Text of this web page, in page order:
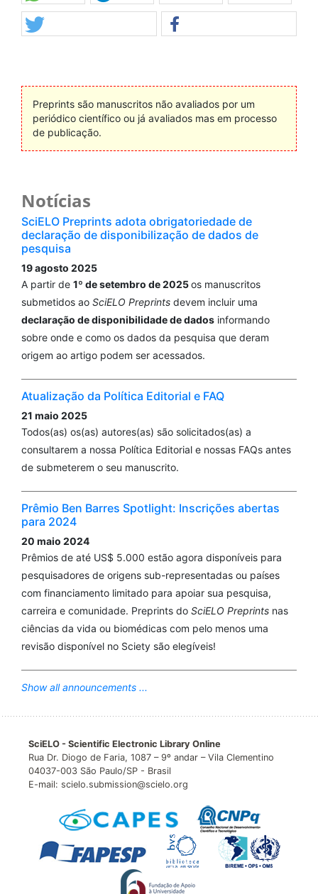
Preprints são manuscritos não avaliados por um
periódico científico ou já avaliados mas em processo
de publicação.
Notícias
SciELO Preprints adota obrigatoriedade de
declaração de disponibilização de dados de
pesquisa
19 agosto 2025
A partir de 1º de setembro de 2025os manuscritos
submetidos ao SciELO Preprints devem incluir uma
declaração de disponibilidade de dados informando
sobre onde e como os dados da pesquisa que deram
origem ao artigo podem ser acessados.
Atualização da Política Editorial e FAQ
21 maio 2025
Todos(as) os(as) autores(as) são solicitados(as) a
consultarem a nossa Política Editorial e nossas FAQs antes
de submeterem o seu manuscrito.
Prêmio Ben Barres Spotlight: Inscrições abertas
para 2024
20 maio 2024
Prêmios de até US$ 5.000 estão agora disponíveis para
pesquisadores de origens sub-representadas ou países
com financiamento limitado para apoiar sua pesquisa,
carreira e comunidade. Preprints do SciELO Preprints nas
ciências da vida ou biomédicas com pelo menos uma
revisão disponível no Sciety são elegíveis!
Show all announcements ...
SciELO - Scientific Electronic Library Online
Rua Dr. Diogo de Faria, 1087 – 9º andar – Vila Clementino
04037-003 São Paulo/SP - Brasil
E-mail: scielo.submission@scielo.org